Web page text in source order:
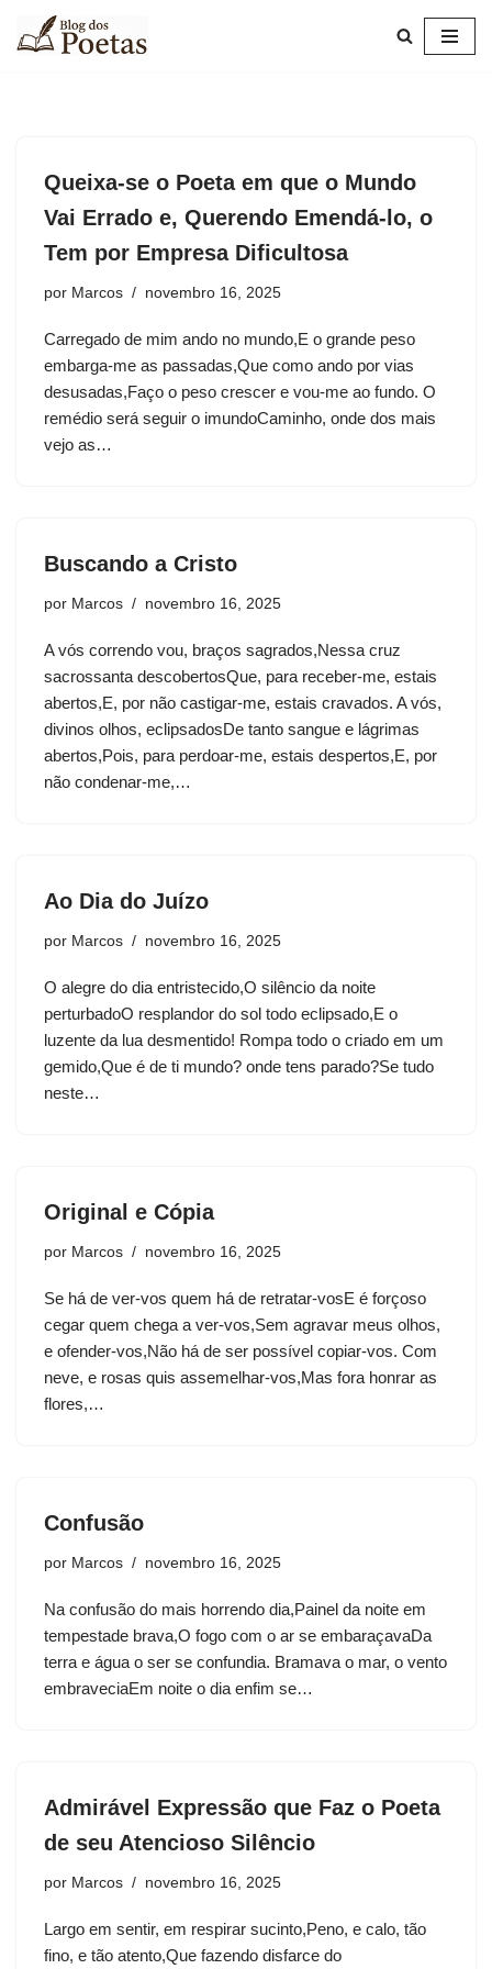
Pular
Queixa-se o Poeta em que o Mundo
Vai Errado e, Querendo Emendá-lo, o
Tem por Empresa Dificultosa
por Marcos novembro 16, 2025
Carregado de mim ando no mundo,E o grande peso
embarga-me as passadas,Que como ando por vias
desusadas,Faço o peso crescer e vou-me ao fundo. O
remédio será seguir o imundoCaminho, onde dos mais
vejo as…
Buscando a Cristo
por Marcos novembro 16, 2025
A vós correndo vou, braços sagrados,Nessa cruz
sacrossanta descobertosQue, para receber-me, estais
abertos,E, por não castigar-me, estais cravados. A vós,
divinos olhos, eclipsadosDe tanto sangue e lágrimas
abertos,Pois, para perdoar-me, estais despertos,E, por
não condenar-me,…
Ao Dia do Juízo
por Marcos novembro 16, 2025
O alegre do dia entristecido,O silêncio da noite
perturbadoO resplandor do sol todo eclipsado,E o
luzente da lua desmentido! Rompa todo o criado em um
gemido,Que é de ti mundo? onde tens parado?Se tudo
neste…
Original e Cópia
por Marcos novembro 16, 2025
Se há de ver-vos quem há de retratar-vosE é forçoso
cegar quem chega a ver-vos,Sem agravar meus olhos,
e ofender-vos,Não há de ser possível copiar-vos. Com
neve, e rosas quis assemelhar-vos,Mas fora honrar as
flores,…
Confusão
por Marcos novembro 16, 2025
Na confusão do mais horrendo dia,Painel da noite em
tempestade brava,O fogo com o ar se embaraçavaDa
terra e água o ser se confundia. Bramava o mar, o vento
embraveciaEm noite o dia enfim se…
Admirável Expressão que Faz o Poeta
de seu Atencioso Silêncio
por Marcos novembro 16, 2025
Largo em sentir, em respirar sucinto,Peno, e calo, tão
fino, e tão atento,Que fazendo disfarce do